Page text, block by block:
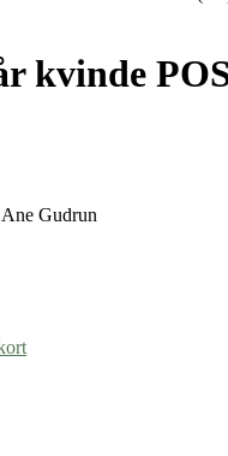
kvinde
Gudrun